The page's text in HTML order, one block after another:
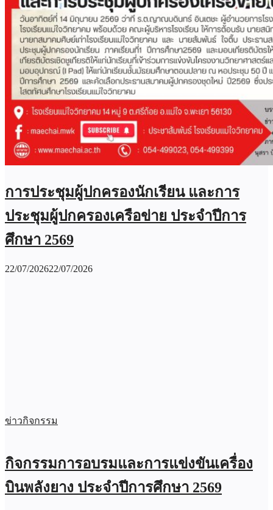
การประชุมผู้ปกครองนักเรียน และการ
ประชุมผู้ปกครองเครือข่าย ประจำปีการ
ศึกษา 2569
22/07/202622/07/2026
ข่าวกิจกรรม
กิจกรรมการอบรมและการแข่งขันเครื่อง
บินพลังยาง ประจำปีการศึกษา 2569